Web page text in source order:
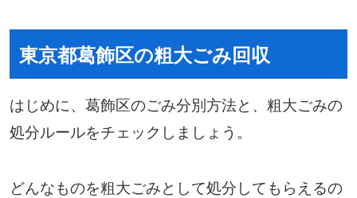
東京都葛飾区の粗大ごみ回収
はじめに、葛飾区のごみ分別方法と、粗大ごみの
処分ルールをチェックしましょう。
どんなものを粗大ごみとして処分してもらえるの